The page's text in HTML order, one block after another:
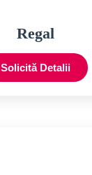
Regal
Solicită Detalii